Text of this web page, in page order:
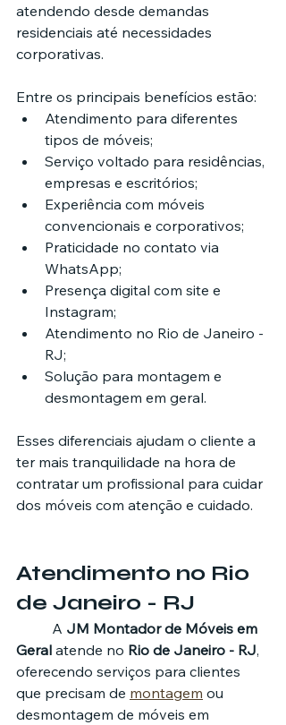
atendendo desde demandas
residenciais até necessidades
corporativas.
Entre os principais benefícios estão:
Atendimento para diferentes
tipos de móveis;
Serviço voltado para residências,
empresas e escritórios;
Experiência com móveis
convencionais e corporativos;
Praticidade no contato via
WhatsApp;
Presença digital com site e
Instagram;
Atendimento no Rio de Janeiro -
RJ;
Solução para montagem e
desmontagem em geral.
Esses diferenciais ajudam o cliente a
ter mais tranquilidade na hora de
contratar um profissional para cuidar
dos móveis com atenção e cuidado.
Atendimento no Rio
de Janeiro - RJ
	A
JM Montador de Móveis em
Geral atende no Rio de Janeiro - RJ,
oferecendo serviços para clientes
que precisam de montagem ou
desmontagem de móveis em